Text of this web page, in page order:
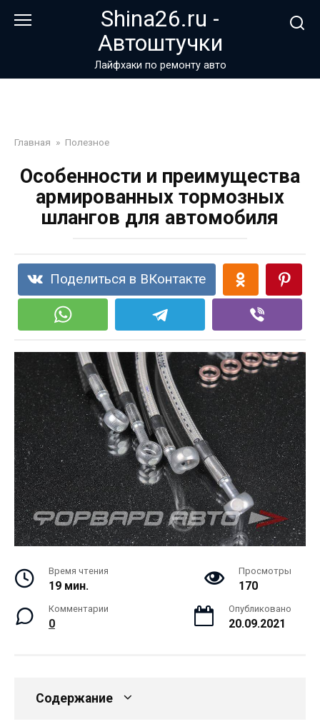
Shina26.ru -
Автоштучки
Лайфхаки по ремонту авто
Главная » Полезное
Особенности и преимущества
армированных тормозных
шлангов для автомобиля
Поделиться в ВКонтакте
Время чтения
19 мин.
Просмотры
170
Комментарии
0
Опубликовано
20.09.2021
Содержание